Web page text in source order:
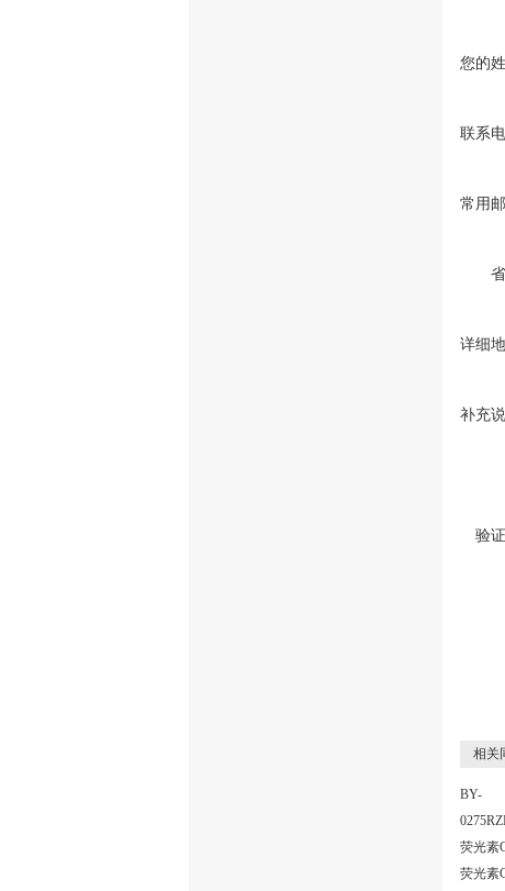
您的
联系
常用
详细
补充
验
相关
BY-
荧光素
荧光素